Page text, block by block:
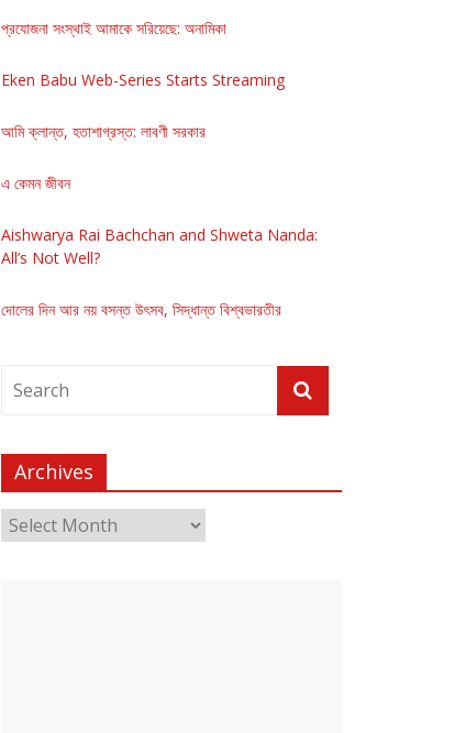
প্রযোজনা সংস্থাই আমাকে সরিয়েছে: অনামিকা
Eken Babu Web-Series Starts Streaming
আমি ক্লান্ত, হতাশাগ্রস্ত: লাবণী সরকার
এ কেমন জীবন
Aishwarya Rai Bachchan and Shweta Nanda:
All’s Not Well?
দোলের দিন আর নয় বসন্ত উৎসব, সিদ্ধান্ত বিশ্বভারতীর
Archives